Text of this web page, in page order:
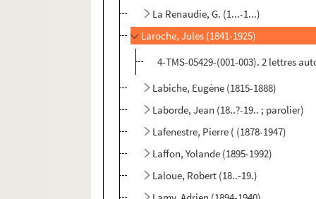
La Renaudie, G. (1...-1...)
Laroche, Jules (1841-1925)
4-TMS-05429-(001-003). 2 lettres
Labiche, Eugène (1815-1888)
Laborde, Jean (18..?-19.. ; parolier)
Lafenestre, Pierre ( (1878-1947)
Laffon, Yolande (1895-1992)
Laloue, Robert (18..-19.)